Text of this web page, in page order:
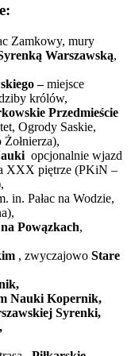
Zamkowy, mury
Warszawską,
–miejsce
królów,
Przedmieście
Ogrody Saskie,
opcjonalnie wjazd
XXX piętrze (PKiN –
in. Pałac na Wodzie,
Powązkach,
, zwyczajowo Stare
Nauki Kopernik,
Syrenki,